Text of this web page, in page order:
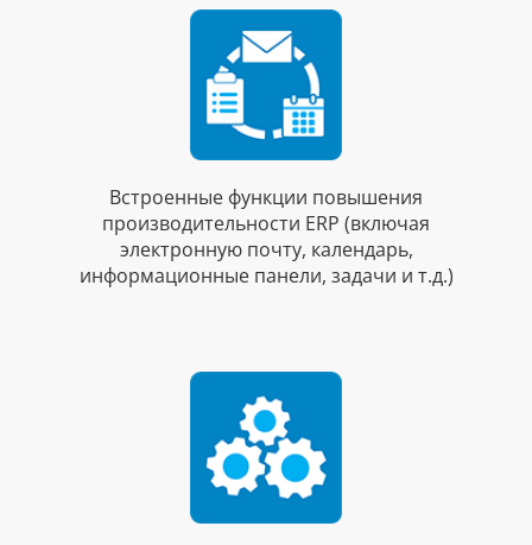
Встроенные функции повышения
производительности ERP (включая
электронную почту, календарь,
информационные панели, задачи и т.д.)